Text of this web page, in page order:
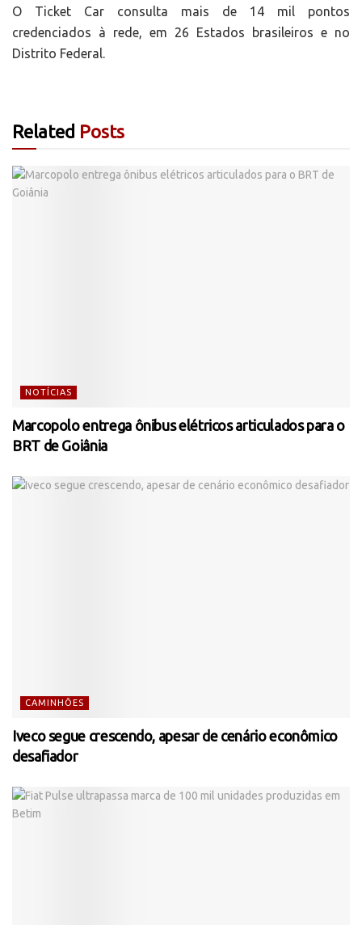
O Ticket Car consulta mais de 14 mil pontos
credenciados à rede, em 26 Estados brasileiros e no
Distrito Federal.
Related Posts
NOTÍCIAS
Marcopolo entrega ônibus elétricos articulados para o
BRT de Goiânia
CAMINHÕES
Iveco segue crescendo, apesar de cenário econômico
desafiador